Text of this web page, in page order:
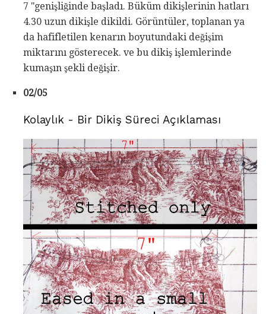
7 "genişliğinde başladı. Büküm dikişlerinin hatları
4.30 uzun dikişle dikildi. Görüntüler, toplanan ya
da hafifletilen kenarın boyutundaki değişim
miktarını gösterecek. ve bu dikiş işlemlerinde
kumaşın şekli değişir.
02/05
Kolaylık - Bir Dikiş Süreci Açıklaması